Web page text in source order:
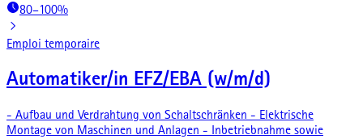
80–100%
Emploi temporaire
Automatiker/in EFZ/EBA (w/m/d)
- Aufbau und Verdrahtung von Schaltschränken - Elektrische
Montage von Maschinen und Anlagen - Inbetriebnahme sowie